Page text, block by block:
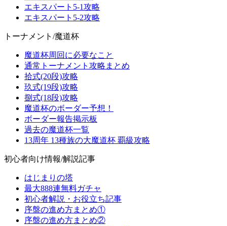
エキスパート5-1攻略
エキスパート5-2攻略
トーナメント/魔道杯
魔道杯周回に必要なこと
通常トーナメント攻略まとめ
拾式(20段)攻略
玖式(19段)攻略
捌式(18段)攻略
魔道杯のボーダー予想！
ボーダー報告掲示板
過去の魔道杯一覧
13周年 13種族の大魔道杯 覇級攻略
初心者向け情報/解説記事
はじまりの塔
最大888連無料ガチャ
初心者解説・お役立ち記事
序盤の進め方まとめ①
序盤の進め方まとめ②